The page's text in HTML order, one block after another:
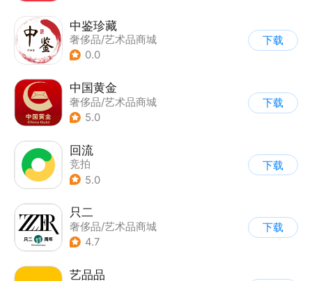
中鉴珍藏
奢侈品/艺术品商城
0.0
下载
中国黄金
奢侈品/艺术品商城
5.0
下载
回流
竞拍
5.0
下载
只二
奢侈品/艺术品商城
4.7
下载
艺品品